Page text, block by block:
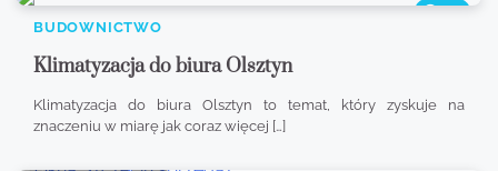
365
BUDOWNICTWO
Klimatyzacja do biura Olsztyn
Klimatyzacja do biura Olsztyn to temat, który zyskuje na
znaczeniu w miarę jak coraz więcej […]